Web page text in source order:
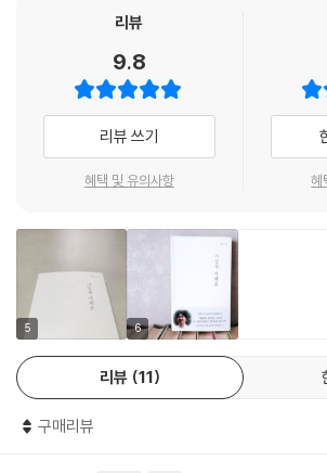
· 낙엽 쓰는 소리
· 가을 편지
· 눈을 기다리며
· 크리스마스
· 이월에는
마음 넷, 길이 아닌 길은 없다
· 여행
· 고택
리뷰
9.8
리뷰 쓰기
혜택 및 유의사항 혜
5 6
리뷰 11
구매리뷰